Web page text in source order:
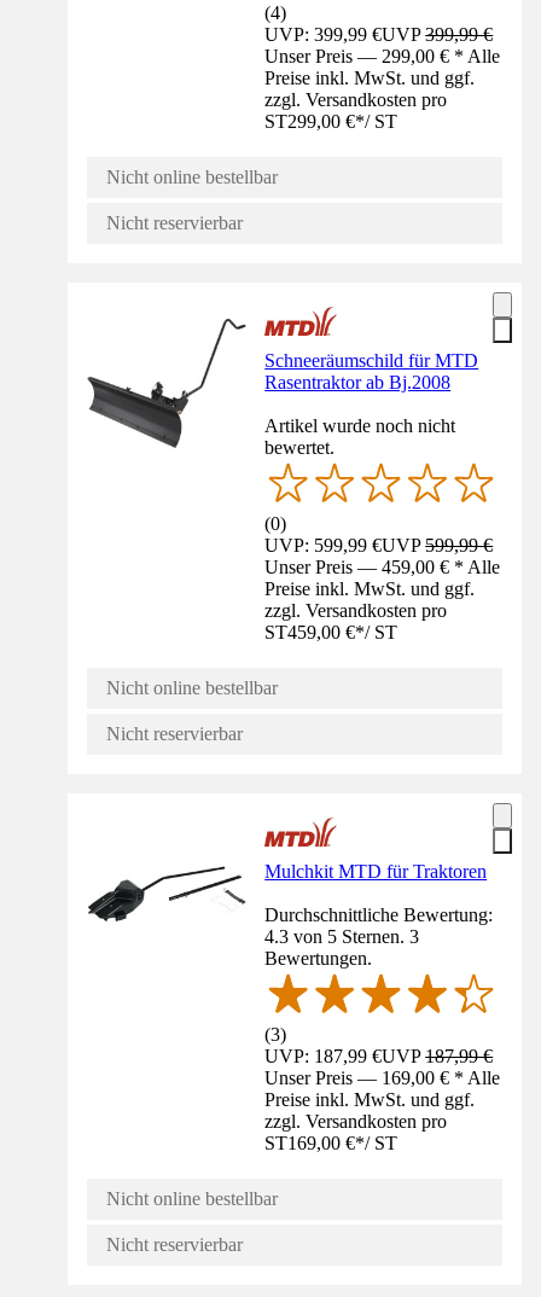
(4)
UVP: 399,99 €UVP399,99 €
Unser Preis — 299,00 € * Alle
Preise inkl. MwSt. und ggf.
zzgl. Versandkosten pro
ST299,00 €*/ ST
Nicht online bestellbar
Nicht reservierbar
Schneeräumschild für MTD
Rasentraktor ab Bj.2008
Artikel wurde noch nicht
bewertet.
(0)
UVP: 599,99 €UVP599,99 €
Unser Preis — 459,00 € * Alle
Preise inkl. MwSt. und ggf.
zzgl. Versandkosten pro
ST459,00 €*/ ST
Nicht online bestellbar
Nicht reservierbar
Mulchkit MTD für Traktoren
Durchschnittliche Bewertung:
4.3 von 5 Sternen. 3
Bewertungen.
(3)
UVP: 187,99 €UVP187,99 €
Unser Preis — 169,00 € * Alle
Preise inkl. MwSt. und ggf.
zzgl. Versandkosten pro
ST169,00 €*/ ST
Nicht online bestellbar
Nicht reservierbar